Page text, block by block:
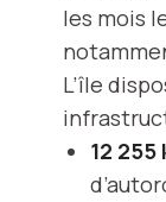
les mois
L’île
12